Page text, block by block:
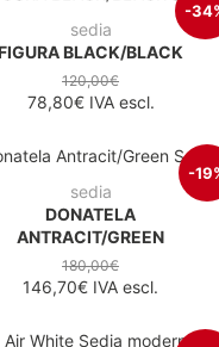
-
sedia
BLACK/BLACK
120,00€
78,80€IVA escl.
-
sedia
DONATELA
ANTRACIT/GREEN
180,00€
146,70€ IVA escl.